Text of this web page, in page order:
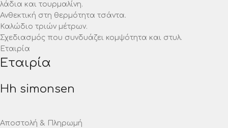
λάδια και τουρμαλίνη.
Ανθεκτική στη θερμότητα τσάντα.
Καλώδιο τριών μέτρων.
Σχεδιασμός που συνδυάζει κομψότητα και στυλ.
Εταιρία
Εταιρία
Hh simonsen
Αποστολή & Πληρωμή